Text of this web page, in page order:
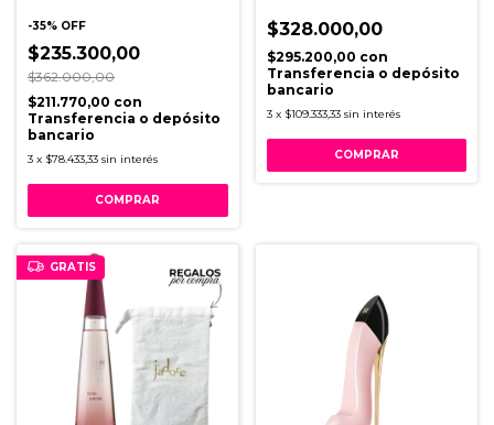
-35% OFF
$235.300,00
$362.000,00
$211.770,00 con
Transferencia o depósito
bancario
3 x $78.433,33 sin interés
$328.000,00
$295.200,00 con
Transferencia o depósito
bancario
3 x $109.333,33 sin interés
GRATIS